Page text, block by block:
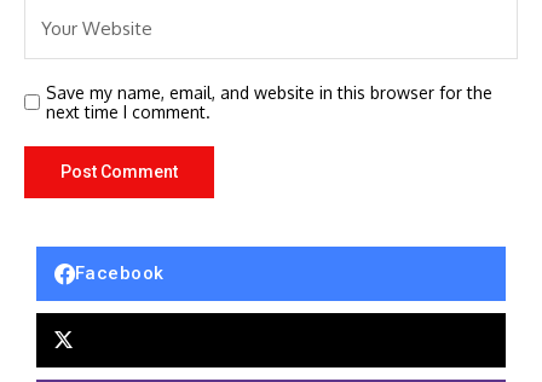
Save my name, email, and website in this browser for the
next time I comment.
Facebook